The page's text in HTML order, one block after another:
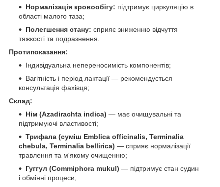
Нормалізація кровообігу: підтримує циркуляцію в
області малого таза;
Полегшення стану: сприяє зниженню відчуття
тяжкості та подразнення.
Протипоказання:
Індивідуальна непереносимість компонентів;
Вагітність і період лактації — рекомендується
консультація фахівця;
Склад:
Нім (Azadirachta indica) — має очищувальні та
підтримуючі властивості;
Трифала (суміш Emblica officinalis, Terminalia
chebula, Terminalia bellirica) — сприяє нормалізації
травлення та м'якому очищенню;
Гуггул (Commiphora mukul) — підтримує стан судин
і обмінні процеси;